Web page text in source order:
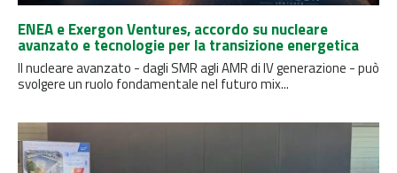
ENEA e Exergon Ventures, accordo su nucleare
avanzato e tecnologie per la transizione energetica
Il nucleare avanzato - dagli SMR agli AMR di IV generazione - può
svolgere un ruolo fondamentale nel futuro mix...